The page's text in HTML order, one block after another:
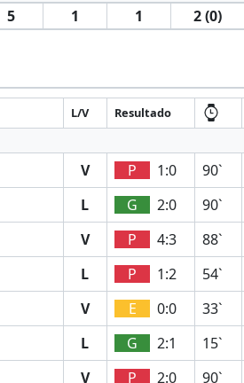
5 1 1 2 (0)
L/V Resultado
V P 1:0
90`
L G 2:0 90`
V P 4:3
88`
L P 1:2
54`
V E 0:0
33`
L G 2:1
15`
V P 2:0
90`